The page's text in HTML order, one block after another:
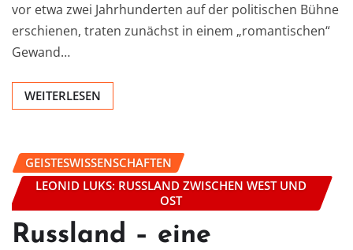
vor etwa zwei Jahrhunderten auf der politischen Bühne
erschienen, traten zunächst in einem „romantischen“
Gewand…
WEITERLESEN
GEISTESWISSENSCHAFTEN
LEONID LUKS: RUSSLAND ZWISCHEN WEST UND
OST
Russland – eine